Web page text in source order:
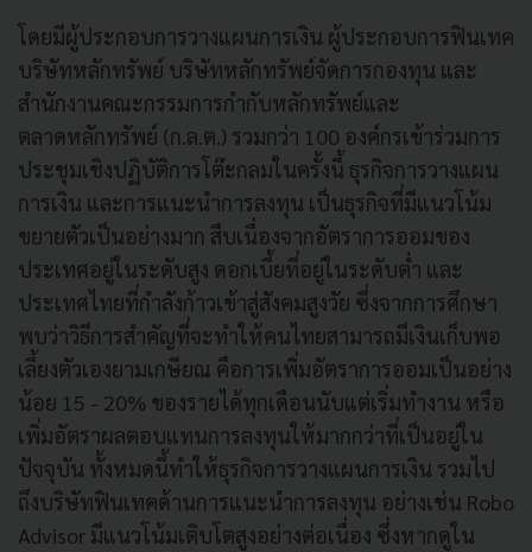
โดยมีผู้ประกอบการวางแผนการเงิน ผู้ประกอบการฟินเทค
บริษัทหลักทรัพย์ บริษัทหลักทรัพย์จัดการกองทุน และ
สำนักงานคณะกรรมการกำกับหลักทรัพย์และ
ตลาดหลักทรัพย์ (ก.ล.ต.) รวมกว่า 100 องค์กรเข้าร่วมการ
ประชุมเชิงปฏิบัติการโต๊ะกลมในครั้งนี้ ธุรกิจการวางแผน
การเงิน และการแนะนำการลงทุน เป็นธุรกิจที่มีแนวโน้ม
ขยายตัวเป็นอย่างมาก สืบเนื่องจากอัตราการออมของ
ประเทศอยู่ในระดับสูง ดอกเบี้ยที่อยู่ในระดับต่ำ และ
ประเทศไทยที่กำลังก้าวเข้าสู่สังคมสูงวัย ซึ่งจากการศึกษา
พบว่าวิธีการสำคัญที่จะทำให้คนไทยสามารถมีเงินเก็บพอ
เลี้ยงตัวเองยามเกษียณ คือการเพิ่มอัตราการออมเป็นอย่าง
น้อย 15 - 20% ของรายได้ทุกเดือนนับแต่เริ่มทำงาน หรือ
เพิ่มอัตราผลตอบแทนการลงทุนให้มากกว่าที่เป็นอยู่ใน
ปัจจุบัน ทั้งหมดนี้ทำให้ธุรกิจการวางแผนการเงิน รวมไป
ถึงบริษัทฟินเทคด้านการแนะนำการลงทุน อย่างเช่น Robo
Advisor มีแนวโน้มเติบโตสูงอย่างต่อเนื่อง ซึ่งหากดูใน